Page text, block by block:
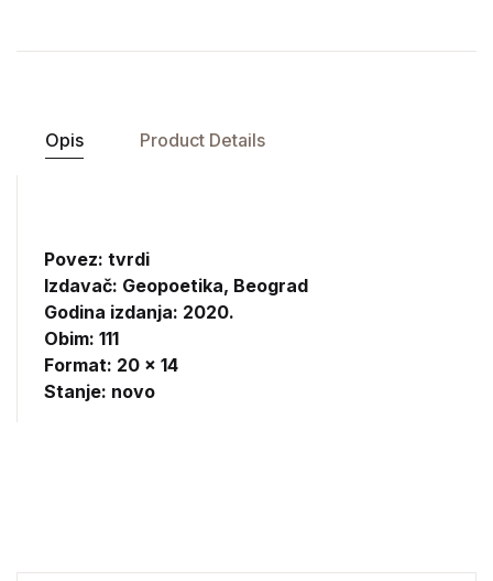
Opis Product Details
Povez: tvrdi
Izdavač: Geopoetika, Beograd
Godina izdanja: 2020.
Obim: 111
Format: 20 x 14
Stanje: novo